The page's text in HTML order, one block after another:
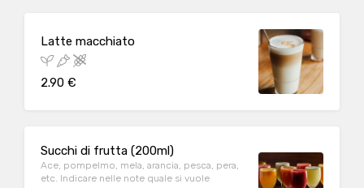
Latte macchiato
2.90 €
Succhi di frutta (200ml)
Ace, pompelmo, mela, arancia, pesca, pera,
etc. Indicare nelle note quale si vuole